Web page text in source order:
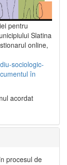
pentru
Slatina
online,
sociologic-
în
acordat
procesul de